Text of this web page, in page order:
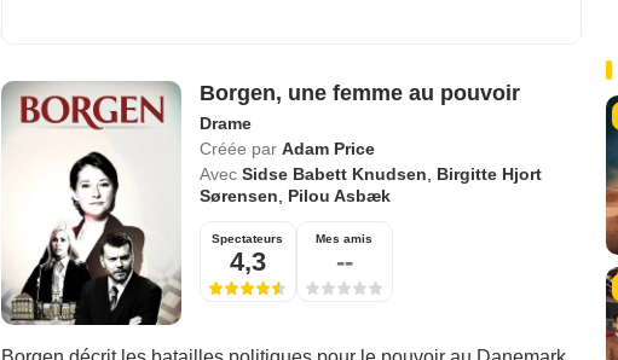
Borgen, une femme au pouvoir
Drame
Créée par Adam Price
Avec Sidse Babett Knudsen
Birgitte Hjort
Sørensen
Pilou Asbæk
Spectateurs
4,3
Mes amis
--